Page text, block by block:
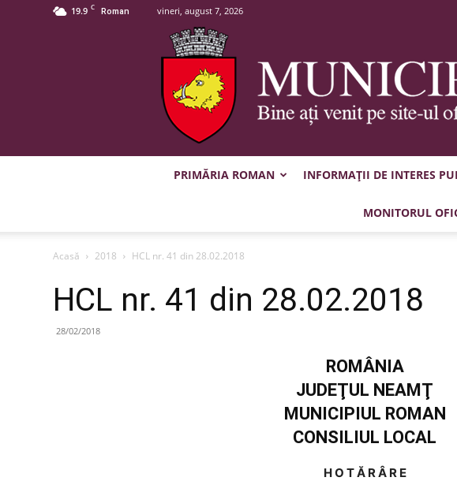
19.9 C Roman vineri, august 7, 2026
PRIMĂRIA ROMAN INFORMAȚII DE INTERES
MONITORUL
Acasă 2018 HCL nr. 41 din 28.02.2018
HCL nr. 41 din 28.02.2018
28/02/2018
ROMÂNIA
JUDEŢUL NEAMŢ
MUNICIPIUL ROMAN
CONSILIUL LOCAL
H O T Ă R Â R E